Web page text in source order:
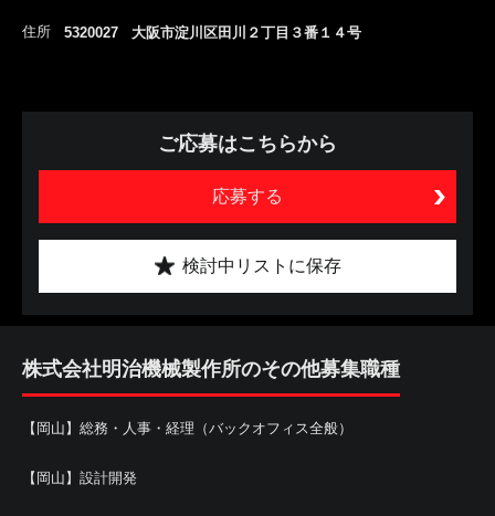
住所 5320027 大阪市淀川区田川２丁目３番１４号
ご応募はこちらから
応募する
検討中リストに保存
株式会社明治機械製作所のその他募集職種
【岡山】総務・人事・経理（バックオフィス全般）
【岡山】設計開発